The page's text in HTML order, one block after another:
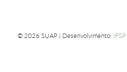
© 2026 SUAP | Desenvolvimento: IFSP